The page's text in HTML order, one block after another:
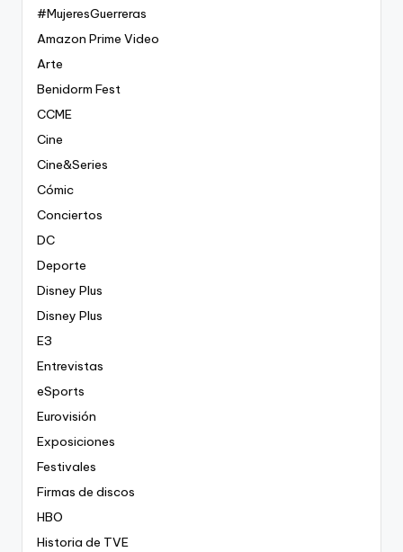
#MujeresGuerreras
Amazon Prime Video
Arte
Benidorm Fest
CCME
Cine
Cine&Series
Cómic
Conciertos
DC
Deporte
Disney Plus
Disney Plus
E3
Entrevistas
eSports
Eurovisión
Exposiciones
Festivales
Firmas de discos
HBO
Historia de TVE